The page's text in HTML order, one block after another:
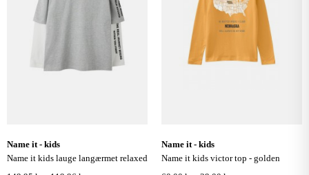
name it - kids
name it kids lauge langærmet relaxed
name it - kids
name it kids victor top - golden